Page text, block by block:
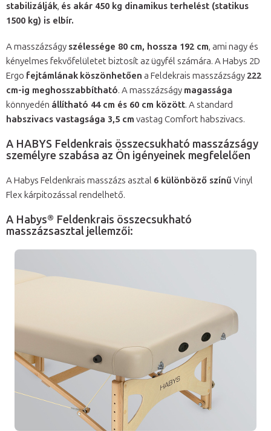
stabilizálják, és akár 450 kg dinamikus terhelést (statikus
1500 kg) is elbír.
A masszázságy szélessége 80 cm, hossza 192 cm, ami nagy és
kényelmes fekvőfelületet biztosít az ügyfél számára. A Habys 2D
Ergo fejtámlának köszönhetően a Feldekrais masszázságy 222
cm-ig meghosszabbítható. A masszázságy magassága
könnyedén állítható 44 cm és 60 cm között. A standard
habszivacs vastagsága 3,5 cm vastag Comfort habszivacs.
A HABYS Feldenkrais összecsukható masszázságy
személyre szabása az Ön igényeinek megfelelően
A Habys Feldenkrais masszázs asztal 6 különböző színű Vinyl
Flex kárpitozással rendelhető.
A Habys® Feldenkrais összecsukható
masszázsasztal jellemzői: